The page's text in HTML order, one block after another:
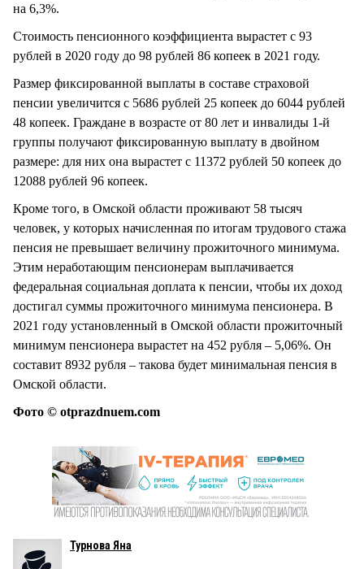
на 6,3%.
Стоимость пенсионного коэффициента вырастет с 93
рублей в 2020 году до 98 рублей 86 копеек в 2021 году.
Размер фиксированной выплаты в составе страховой
пенсии увеличится с 5686 рублей 25 копеек до 6044 рублей
48 копеек. Граждане в возрасте от 80 лет и инвалиды 1-й
группы получают фиксированную выплату в двойном
размере: для них она вырастет с 11372 рублей 50 копеек до
12088 рублей 96 копеек.
Кроме того, в Омской области проживают 58 тысяч
человек, у которых начисленная по итогам трудового стажа
пенсия не превышает величину прожиточного минимума.
Этим неработающим пенсионерам выплачивается
федеральная социальная доплата к пенсии, чтобы их доход
достигал суммы прожиточного минимума пенсионера. В
2021 году установленный в Омской области прожиточный
минимум пенсионера вырастет на 452 рубля – 5,06%. Он
составит 8932 рубля – такова будет минимальная пенсия в
Омской области.
Фото © otprazdnuem.com
Турнова Яна